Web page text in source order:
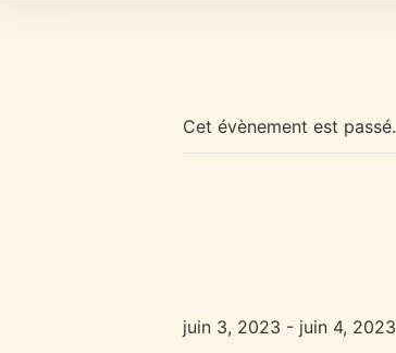
Cet évènement est passé.
juin 3, 2023 - juin 4, 2023